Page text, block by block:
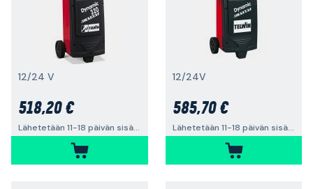
12/24 V
518,20 €
Lähetetään 11-18 päivän sisällä
12/24V
585,70 €
Lähetetään 11-18 päivän sisällä